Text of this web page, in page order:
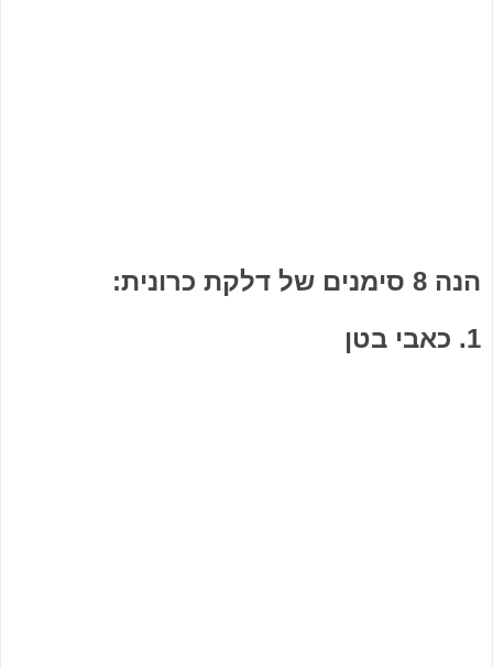
הנה 8 סימנים של דלקת כרונית:
1. כאבי בטן